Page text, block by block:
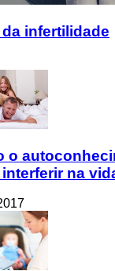
infertilidade
o
na